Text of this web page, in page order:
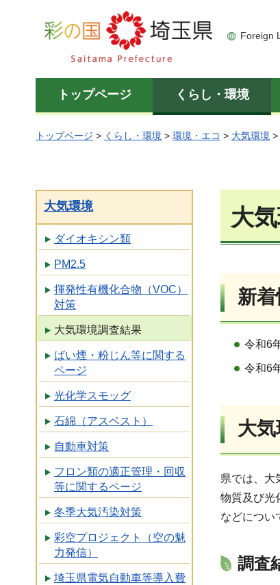
彩の国 埼玉県
Foreign
トップページ くらし・環境
トップページ > くらし・環境 > 環境・エコ > 大気環境 >
大気環境
ダイオキシン類
PM2.5
揮発性有機化合物（VOC）
対策
大気環境調査結果
ばい煙・粉じん等に関する
ページ
光化学スモッグ
石綿（アスベスト）
自動車対策
フロン類の適正管理・回収
等に関するページ
冬季大気汚染対策
彩空プロジェクト（空の魅
力発信）
埼玉県電気自動車等導入費
大
新
令和6
令和6
大
県では、大
物質及び光
などについ
調査